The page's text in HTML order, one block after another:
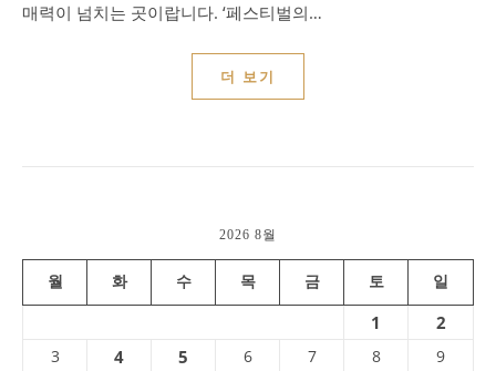
매력이 넘치는 곳이랍니다. ‘페스티벌의…
더 보기
2026 8월
월 화 수 목 금 토 일
1 2
3 4 5 6 7 8
9